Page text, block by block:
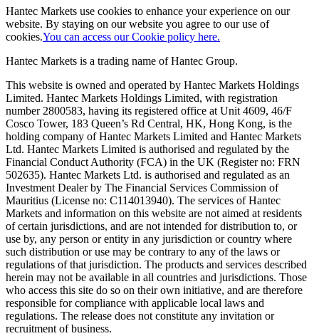
Hantec Markets use cookies to enhance your experience on our
website. By staying on our website you agree to our use of
cookies.You can access our Cookie policy here.
Hantec Markets is a trading name of Hantec Group.
This website is owned and operated by Hantec Markets Holdings
Limited. Hantec Markets Holdings Limited, with registration
number 2800583, having its registered office at Unit 4609, 46/F
Cosco Tower, 183 Queen’s Rd Central, HK, Hong Kong, is the
holding company of Hantec Markets Limited and Hantec Markets
Ltd. Hantec Markets Limited is authorised and regulated by the
Financial Conduct Authority (FCA) in the UK (Register no: FRN
502635). Hantec Markets Ltd. is authorised and regulated as an
Investment Dealer by The Financial Services Commission of
Mauritius (License no: C114013940). The services of Hantec
Markets and information on this website are not aimed at residents
of certain jurisdictions, and are not intended for distribution to, or
use by, any person or entity in any jurisdiction or country where
such distribution or use may be contrary to any of the laws or
regulations of that jurisdiction. The products and services described
herein may not be available in all countries and jurisdictions. Those
who access this site do so on their own initiative, and are therefore
responsible for compliance with applicable local laws and
regulations. The release does not constitute any invitation or
recruitment of business.